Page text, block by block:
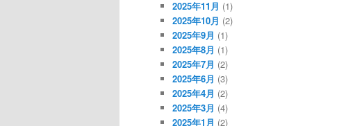
2025年11月 (1)
2025年10月 (2)
2025年9月 (1)
2025年8月 (1)
2025年7月 (2)
2025年6月 (3)
2025年4月 (2)
2025年3月 (4)
2025年1月 (2)